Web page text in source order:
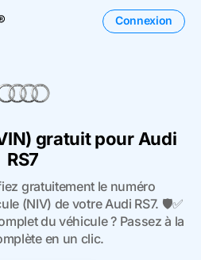
Connexion
gratuit pour Audi
RS7
gratuitement le numéro
(NIV) de votre Audi RS7. 🛡️✅
du véhicule ? Passez à la
en un clic.